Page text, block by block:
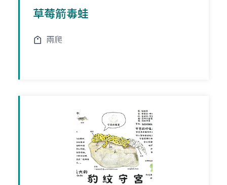
草莓箭毒蛙
兩爬